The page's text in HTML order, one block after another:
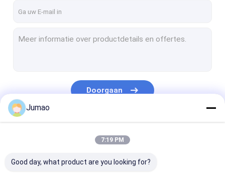
Doorgaan
Jumao
7:19 PM
Good day, what product are you looking for?